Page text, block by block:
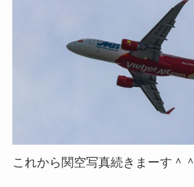
これから関空写真続きまーす＾＾